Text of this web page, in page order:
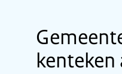
kenteken